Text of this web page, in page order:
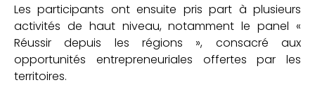
Les participants ont ensuite pris part à plusieurs
activités de haut niveau, notamment le panel «
Réussir depuis les régions », consacré aux
opportunités entrepreneuriales offertes par les
territoires.